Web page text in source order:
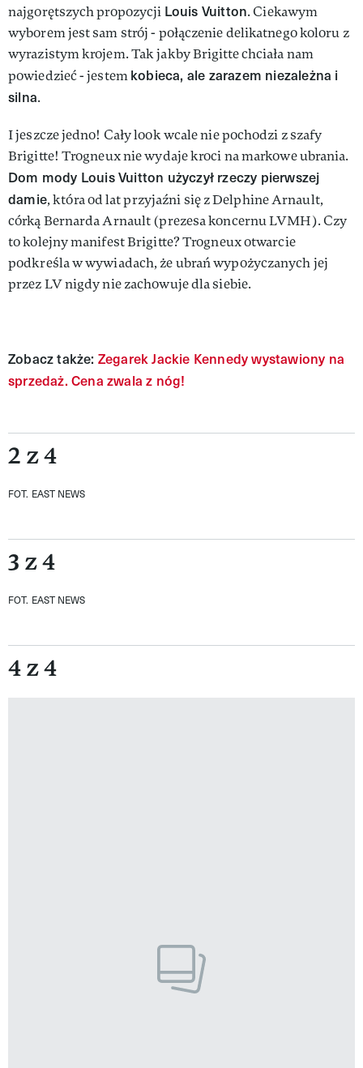
najgorętszych propozycji Louis Vuitton. Ciekawym
wyborem jest sam strój - połączenie delikatnego koloru z
wyrazistym krojem. Tak jakby Brigitte chciała nam
powiedzieć - jestemkobieca, ale zarazem niezależna i
silna.
I jeszcze jedno! Cały look wcale nie pochodzi z szafy
Brigitte! Trogneux nie wydaje kroci na markowe ubrania.
Dom mody Louis Vuitton użyczył rzeczy pierwszej
damie, która od lat przyjaźni się z Delphine Arnault,
córką Bernarda Arnault (prezesa koncernu LVMH). Czy
to kolejny manifest Brigitte? Trogneux otwarcie
podkreśla w wywiadach, że ubrań wypożyczanych jej
przez LV nigdy nie zachowuje dla siebie.
Zobacz także: Zegarek Jackie Kennedy wystawiony na
sprzedaż. Cena zwala z nóg!
2 z 4
FOT. EAST NEWS
3 z 4
FOT. EAST NEWS
4 z 4